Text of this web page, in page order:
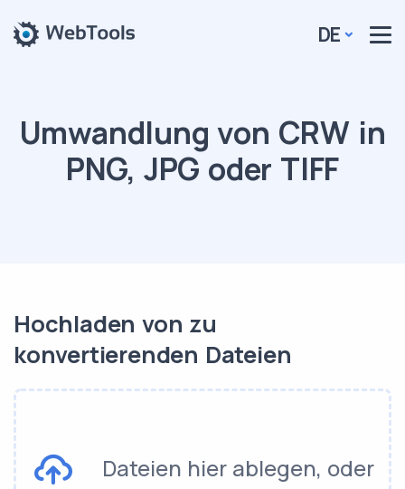
DE
Umwandlung von CRW in
PNG, JPG oder TIFF
Hochladen von zu
konvertierenden Dateien
Dateien hier ablegen, oder